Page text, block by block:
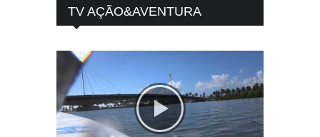
TV AÇÃO&AVENTURA